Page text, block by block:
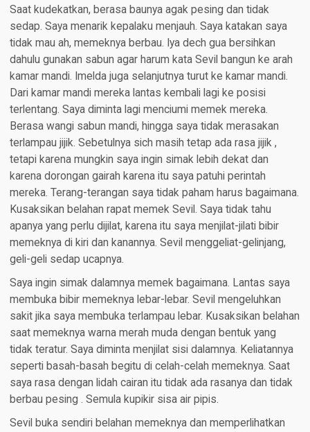
Saat kudekatkan, berasa baunya agak pesing dan tidak
sedap. Saya menarik kepalaku menjauh. Saya katakan saya
tidak mau ah, memeknya berbau. Iya dech gua bersihkan
dahulu gunakan sabun agar harum kata Sevil bangun ke arah
kamar mandi. Imelda juga selanjutnya turut ke kamar mandi.
Dari kamar mandi mereka lantas kembali lagi ke posisi
terlentang. Saya diminta lagi menciumi memek mereka.
Berasa wangi sabun mandi, hingga saya tidak merasakan
terlampau jijik. Sebetulnya sich masih tetap ada rasa jijik ,
tetapi karena mungkin saya ingin simak lebih dekat dan
karena dorongan gairah karena itu saya patuhi perintah
mereka. Terang-terangan saya tidak paham harus bagaimana.
Kusaksikan belahan rapat memek Sevil. Saya tidak tahu
apanya yang perlu dijilat, karena itu saya menjilat-jilati bibir
memeknya di kiri dan kanannya. Sevil menggeliat-gelinjang,
geli-geli sedap ucapnya.
Saya ingin simak dalamnya memek bagaimana. Lantas saya
membuka bibir memeknya lebar-lebar. Sevil mengeluhkan
sakit jika saya membuka terlampau lebar. Kusaksikan belahan
saat memeknya warna merah muda dengan bentuk yang
tidak teratur. Saya diminta menjilat sisi dalamnya. Keliatannya
seperti basah-basah begitu di celah-celah memeknya. Saat
saya rasa dengan lidah cairan itu tidak ada rasanya dan tidak
berbau pesing . Semula kupikir sisa air pipis.
Sevil buka sendiri belahan memeknya dan memperlihatkan